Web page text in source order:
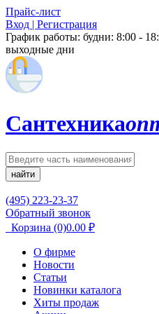
Прайс-лист
Вход | Регистрация
График работы: будни: 8:00 -
выходные дни
Сантехника
найти
(495) 223-23-37
Обратный звонок
Корзина (0)0.00 ₽
О фирме
Новости
Статьи
Новинки каталога
Хиты продаж